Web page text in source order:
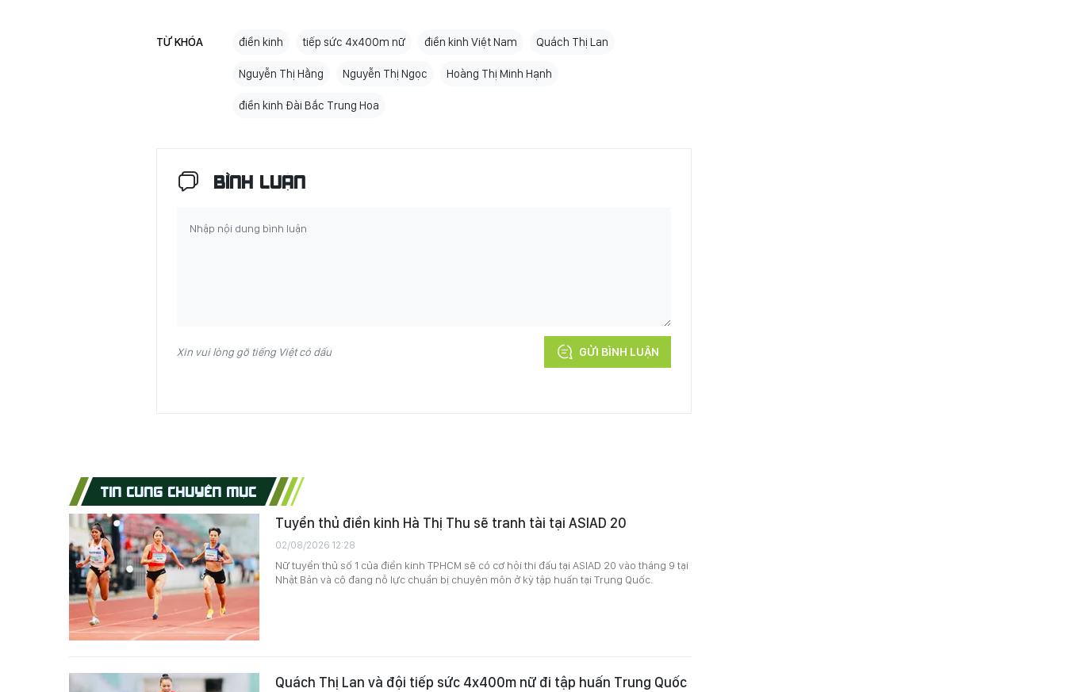
TỪ KHÓA điền kinh tiếp sức 4x400m nữ điền kinh Việt Nam Quách Thị Lan
Nguyễn Thị Hằng Nguyễn Thị Ngọc Hoàng Thị Minh Hạnh
điền kinh Đài Bắc Trung Hoa
BÌNH LUẬN
Xin vui lòng gõ tiếng Việt có dấu GỬI BÌNH LUẬN
TIN CÙNG CHUYÊN MỤC
Tuyển thủ điền kinh Hà Thị Thu sẽ tranh tài tại ASIAD 20
02/08/2026 12:28
Nữ tuyển thủ số 1 của điền kinh TPHCM sẽ có cơ hội thi đấu tại ASIAD 20 vào tháng 9 tại
Nhật Bản và cô đang nỗ lực chuẩn bị chuyên môn ở kỳ tập huấn tại Trung Quốc.
Quách Thị Lan và đội tiếp sức 4x400m nữ đi tập huấn Trung Quốc